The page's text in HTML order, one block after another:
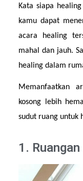
Kata siapa
kamu dapat
acara healing
mahal dan jauh.
healing dalam
Memanfaatkan
kosong lebih
sudut ruang untuk
1.